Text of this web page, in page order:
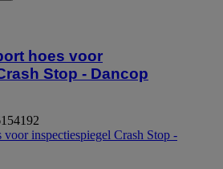
hoes voor
Stop - Dancop
voor inspectiespiegel Crash Stop -